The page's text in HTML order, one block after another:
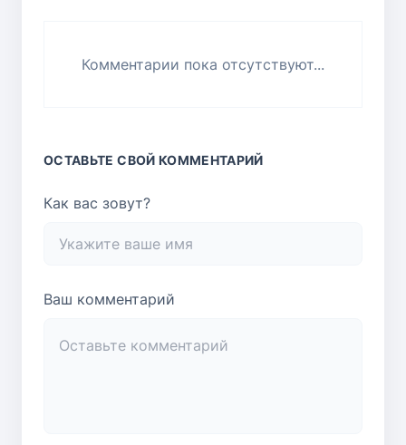
Комментарии пока отсутствуют...
ОСТАВЬТЕ СВОЙ КОММЕНТАРИЙ
Как вас зовут?
Ваш комментарий